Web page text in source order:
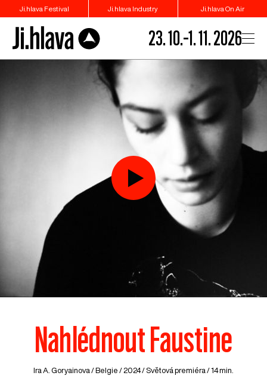
Ji.hlava Festival Ji.hlava Industry Ji.hlava On Air
23. 10.–1. 11. 2026
Nahlédnout Faustine
Ira A. Goryainova / Belgie / 2024 / Světová premiéra / 14 min.